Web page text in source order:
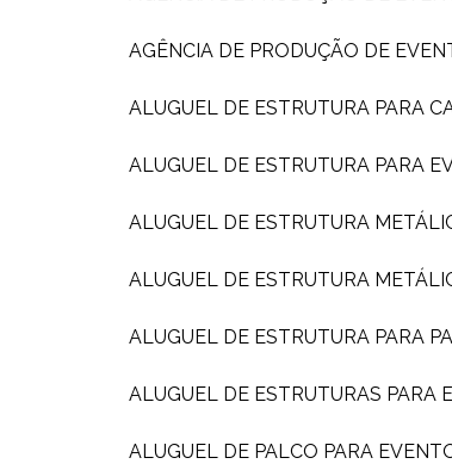
AGÊNCIA DE PRODUÇÃO DE
ALUGUEL DE ESTRUTURA PARA
ALUGUEL DE ESTRUTURA PARA
ALUGUEL DE ESTRUTURA
ALUGUEL DE ESTRUTURA
ALUGUEL DE ESTRUTURA PARA
ALUGUEL DE ESTRUTURAS PARA
ALUGUEL DE PALCO PARA